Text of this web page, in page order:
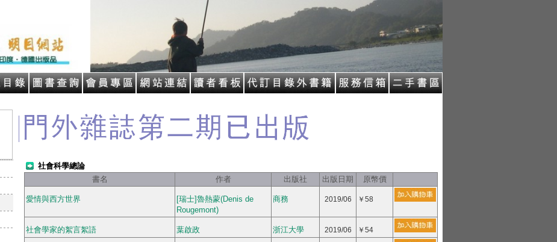
社會科學總論
書名
作者 出版社 出版日期 原幣價
愛情與西方世界
[瑞士]魯熱蒙(Denis de
Rougemont)
商務 2019/06 ￥58
社會學家的絮言絮語 葉啟政 浙江大學 2019/06 ￥54